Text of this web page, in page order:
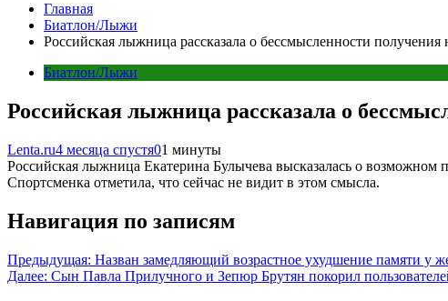
Главная
Биатлон/Лыжи
Российская лыжница рассказала о бессмысленности получения
Биатлон/Лыжи
Российская лыжница рассказала о
Lenta.ru4 месяца спустя01 минуты
Российская лыжница Екатерина Булычева высказалась о возможном
Спортсменка отметила, что сейчас не видит в этом смысла.
Навигация по записям
Предыдущая: Назван замедляющий возрастное ухудшение памяти у
Далее: Сын Павла Прилучного и Зепюр Брутян покорил